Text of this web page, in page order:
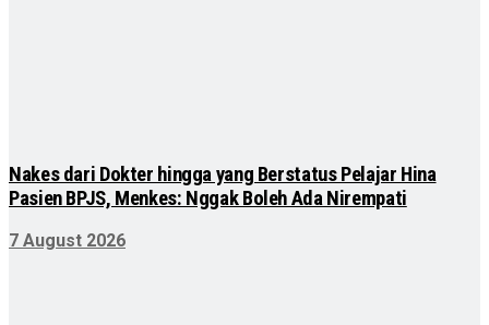
Nakes dari Dokter hingga yang Berstatus Pelajar Hina
Pasien BPJS, Menkes: Nggak Boleh Ada Nirempati
7 August 2026